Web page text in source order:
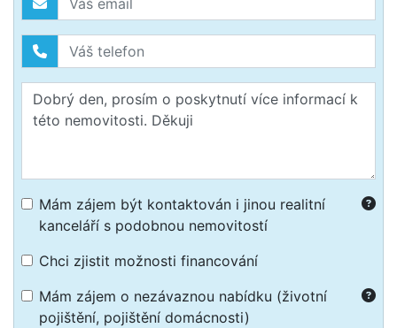
Mám zájem být kontaktován i jinou realitní
kanceláří s podobnou nemovitostí
Chci zjistit možnosti financování
Mám zájem o nezávaznou nabídku (životní
pojištění, pojištění domácnosti)